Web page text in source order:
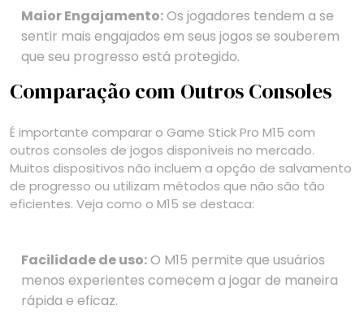
Maior Engajamento:Os jogadores tendem a se
sentir mais engajados em seus jogos se souberem
que seu progresso está protegido.
Comparação com Outros Consoles
É importante comparar o Game Stick Pro M15 com
outros consoles de jogos disponíveis no mercado.
Muitos dispositivos não incluem a opção de salvamento
de progresso ou utilizam métodos que não são tão
eficientes. Veja como o M15 se destaca:
Facilidade de uso:O M15 permite que usuários
menos experientes comecem a jogar de maneira
rápida e eficaz.